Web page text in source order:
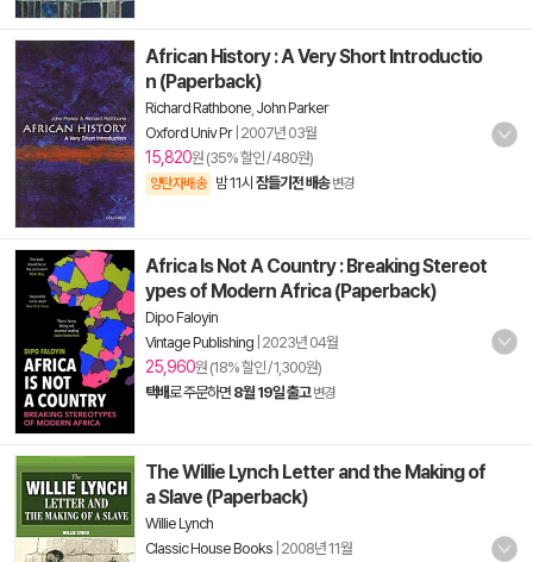
African History : A Very Short Introductio
n (Paperback)
Richard Rathbone John Parker
Oxford Univ Pr| 2007년 03월
15,820원 (35% 할인 / 480원)
양탄자배송 밤 11시 잠들기전 배송 변경
Africa Is Not A Country : Breaking Stereot
ypes of Modern Africa (Paperback)
Dipo Faloyin
Vintage Publishing 2023년 04월
25,960원 (18% 할인 / 1,300원)
택배로 주문하면 8월 19일 출고 변경
The Willie Lynch Letter and the Making of
a Slave (Paperback)
Willie Lynch
Classic House Books 2008년 11월